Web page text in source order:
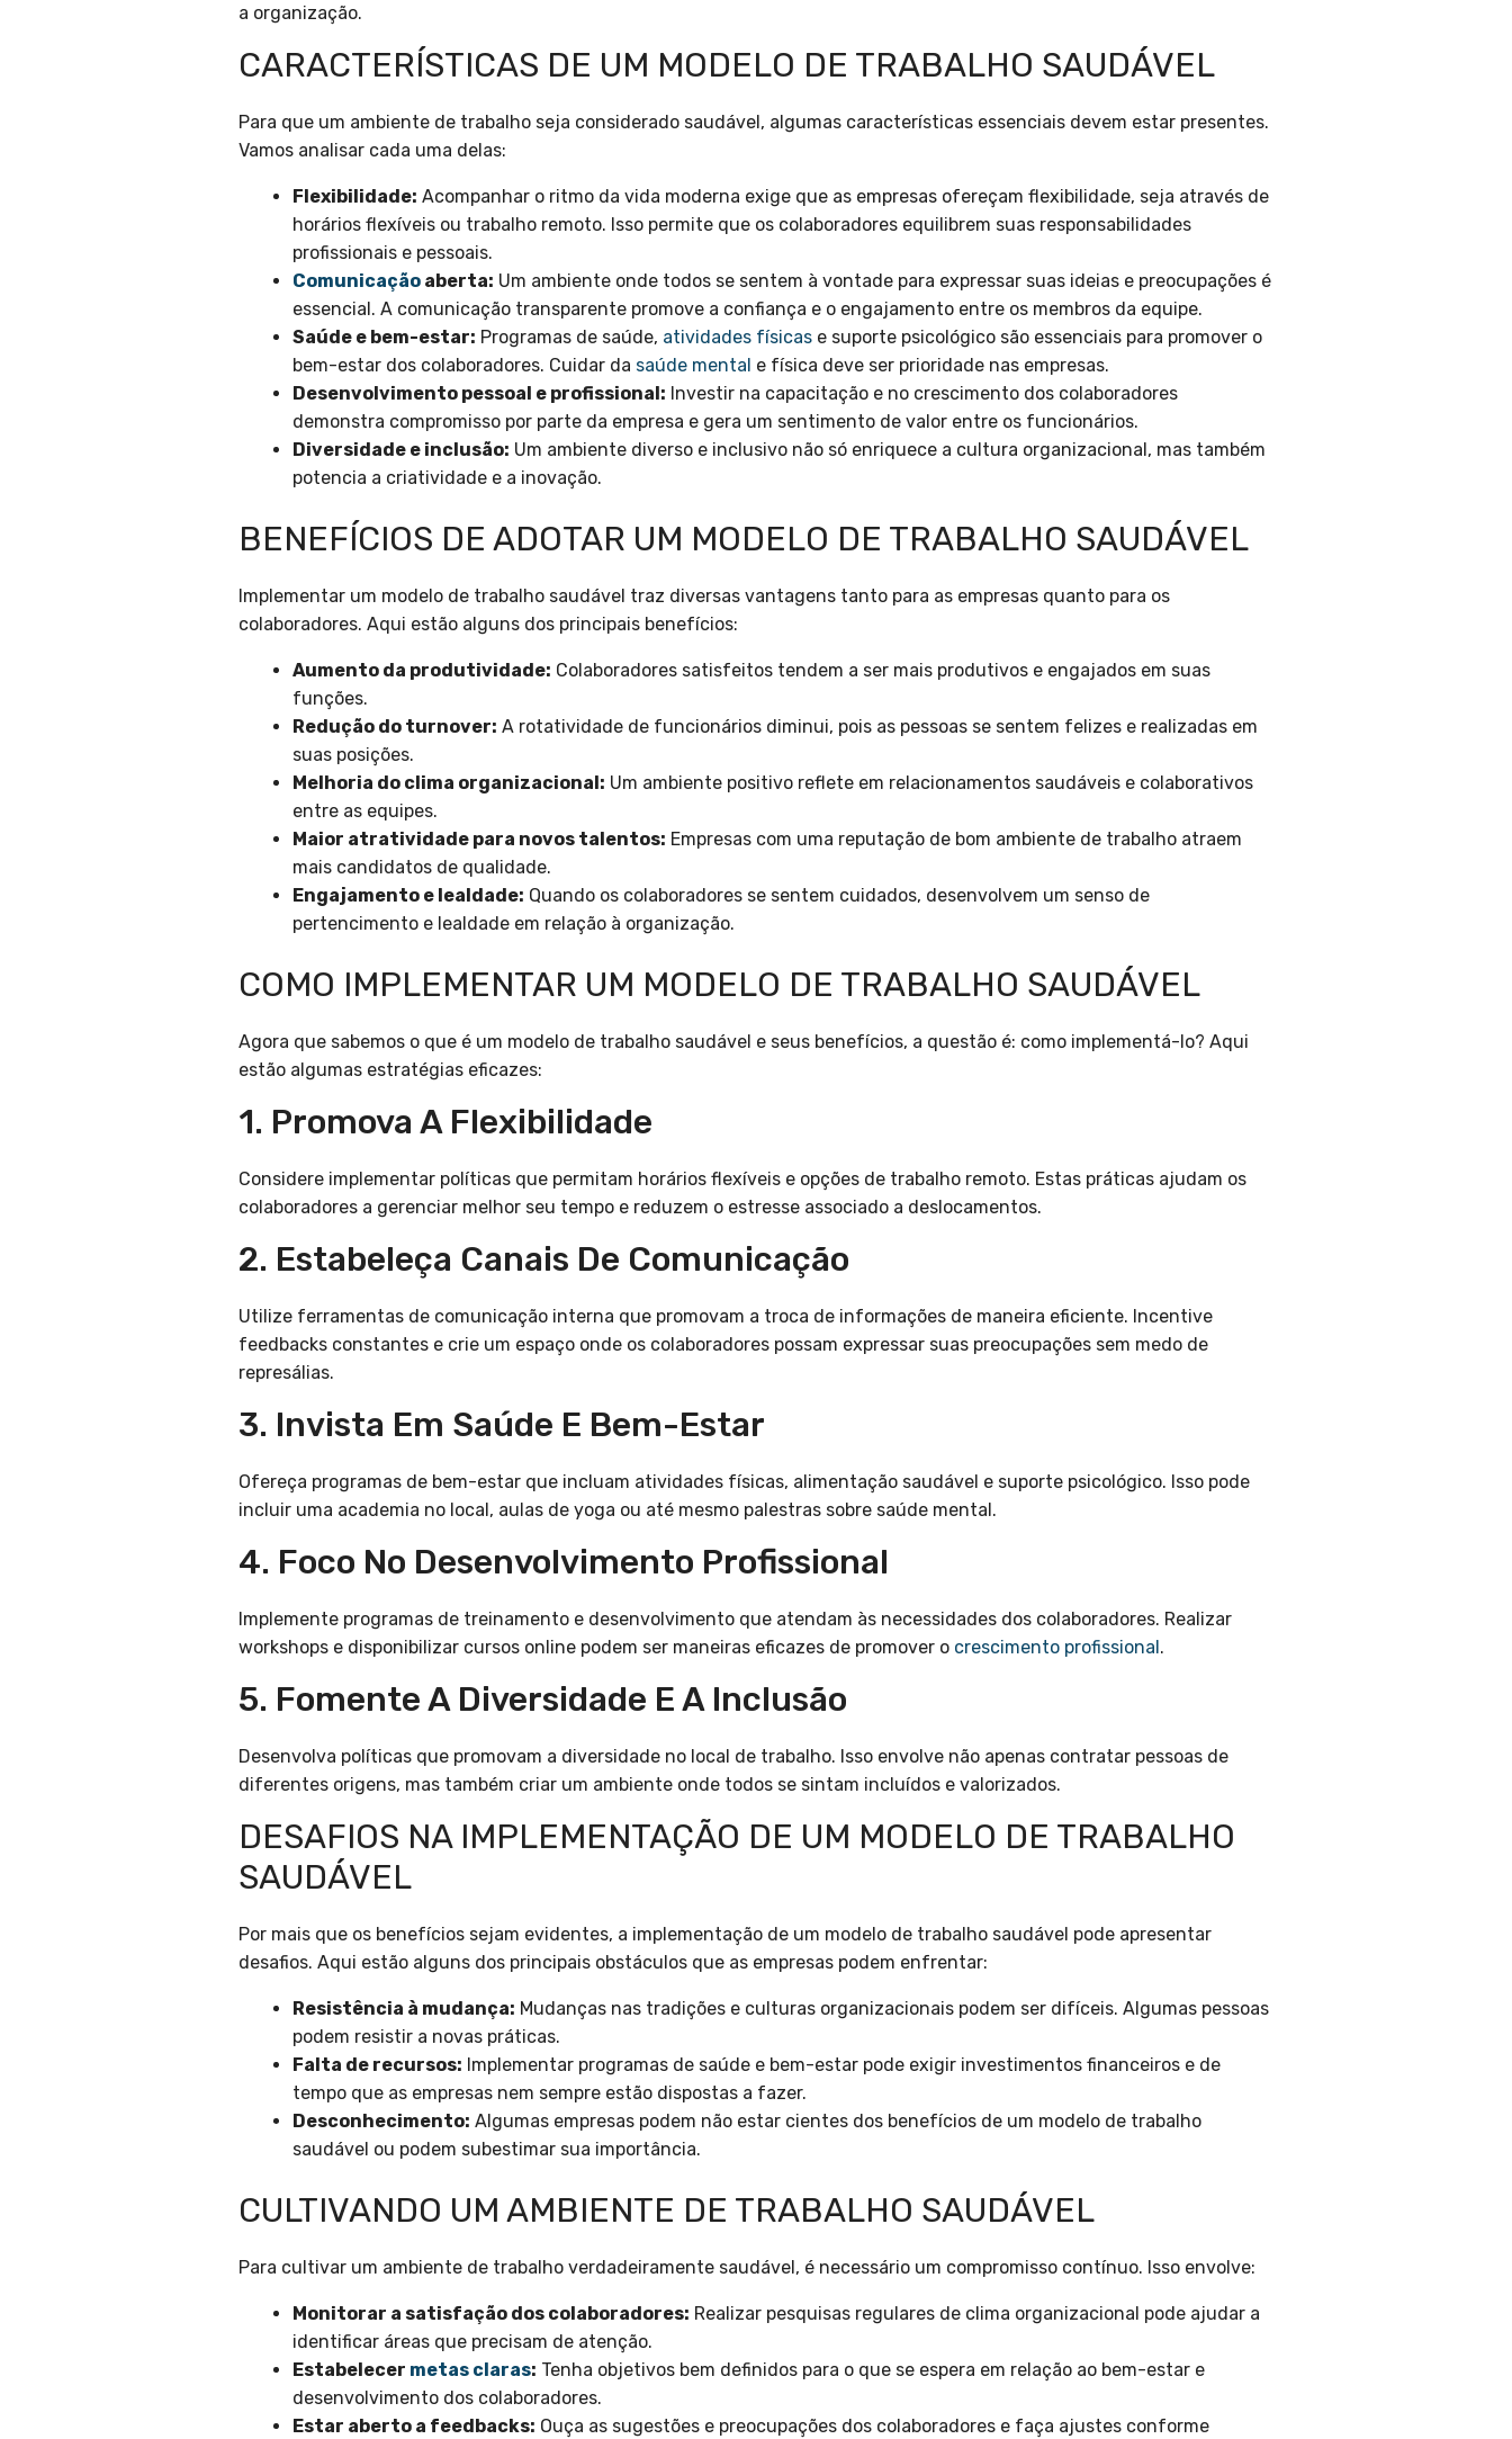
a organização.
CARACTERÍSTICAS DE UM MODELO DE TRABALHO SAUDÁVEL
Para que um ambiente de trabalho seja considerado saudável, algumas características essenciais devem estar presentes.
Vamos analisar cada uma delas:
Flexibilidade: Acompanhar o ritmo da vida moderna exige que as empresas ofereçam flexibilidade, seja através de
horários flexíveis ou trabalho remoto. Isso permite que os colaboradores equilibrem suas responsabilidades
profissionais e pessoais.
Comunicação aberta: Um ambiente onde todos se sentem à vontade para expressar suas ideias e preocupações é
essencial. A comunicação transparente promove a confiança e o engajamento entre os membros da equipe.
Saúde e bem-estar: Programas de saúde, atividades físicas e suporte psicológico são essenciais para promover o
bem-estar dos colaboradores. Cuidar da saúde mental e física deve ser prioridade nas empresas.
Desenvolvimento pessoal e profissional: Investir na capacitação e no crescimento dos colaboradores
demonstra compromisso por parte da empresa e gera um sentimento de valor entre os funcionários.
Diversidade e inclusão: Um ambiente diverso e inclusivo não só enriquece a cultura organizacional, mas também
potencia a criatividade e a inovação.
BENEFÍCIOS DE ADOTAR UM MODELO DE TRABALHO SAUDÁVEL
Implementar um modelo de trabalho saudável traz diversas vantagens tanto para as empresas quanto para os
colaboradores. Aqui estão alguns dos principais benefícios:
Aumento da produtividade: Colaboradores satisfeitos tendem a ser mais produtivos e engajados em suas
funções.
Redução do turnover: A rotatividade de funcionários diminui, pois as pessoas se sentem felizes e realizadas em
suas posições.
Melhoria do clima organizacional: Um ambiente positivo reflete em relacionamentos saudáveis e colaborativos
entre as equipes.
Maior atratividade para novos talentos: Empresas com uma reputação de bom ambiente de trabalho atraem
mais candidatos de qualidade.
Engajamento e lealdade: Quando os colaboradores se sentem cuidados, desenvolvem um senso de
pertencimento e lealdade em relação à organização.
COMO IMPLEMENTAR UM MODELO DE TRABALHO SAUDÁVEL
Agora que sabemos o que é um modelo de trabalho saudável e seus benefícios, a questão é: como implementá-lo? Aqui
estão algumas estratégias eficazes:
1. Promova A Flexibilidade
Considere implementar políticas que permitam horários flexíveis e opções de trabalho remoto. Estas práticas ajudam os
colaboradores a gerenciar melhor seu tempo e reduzem o estresse associado a deslocamentos.
2. Estabeleça Canais De Comunicação
Utilize ferramentas de comunicação interna que promovam a troca de informações de maneira eficiente. Incentive
feedbacks constantes e crie um espaço onde os colaboradores possam expressar suas preocupações sem medo de
represálias.
3. Invista Em Saúde E Bem-Estar
Ofereça programas de bem-estar que incluam atividades físicas, alimentação saudável e suporte psicológico. Isso pode
incluir uma academia no local, aulas de yoga ou até mesmo palestras sobre saúde mental.
4. Foco No Desenvolvimento Profissional
Implemente programas de treinamento e desenvolvimento que atendam às necessidades dos colaboradores. Realizar
workshops e disponibilizar cursos online podem ser maneiras eficazes de promover o crescimento profissional.
5. Fomente A Diversidade E A Inclusão
Desenvolva políticas que promovam a diversidade no local de trabalho. Isso envolve não apenas contratar pessoas de
diferentes origens, mas também criar um ambiente onde todos se sintam incluídos e valorizados.
DESAFIOS NA IMPLEMENTAÇÃO DE UM MODELO DE TRABALHO
SAUDÁVEL
Por mais que os benefícios sejam evidentes, a implementação de um modelo de trabalho saudável pode apresentar
desafios. Aqui estão alguns dos principais obstáculos que as empresas podem enfrentar:
Resistência à mudança: Mudanças nas tradições e culturas organizacionais podem ser difíceis. Algumas pessoas
podem resistir a novas práticas.
Falta de recursos: Implementar programas de saúde e bem-estar pode exigir investimentos financeiros e de
tempo que as empresas nem sempre estão dispostas a fazer.
Desconhecimento: Algumas empresas podem não estar cientes dos benefícios de um modelo de trabalho
saudável ou podem subestimar sua importância.
CULTIVANDO UM AMBIENTE DE TRABALHO SAUDÁVEL
Para cultivar um ambiente de trabalho verdadeiramente saudável, é necessário um compromisso contínuo. Isso envolve:
Monitorar a satisfação dos colaboradores: Realizar pesquisas regulares de clima organizacional pode ajudar a
identificar áreas que precisam de atenção.
Estabelecer metas claras: Tenha objetivos bem definidos para o que se espera em relação ao bem-estar e
desenvolvimento dos colaboradores.
Estar aberto a feedbacks: Ouça as sugestões e preocupações dos colaboradores e faça ajustes conforme